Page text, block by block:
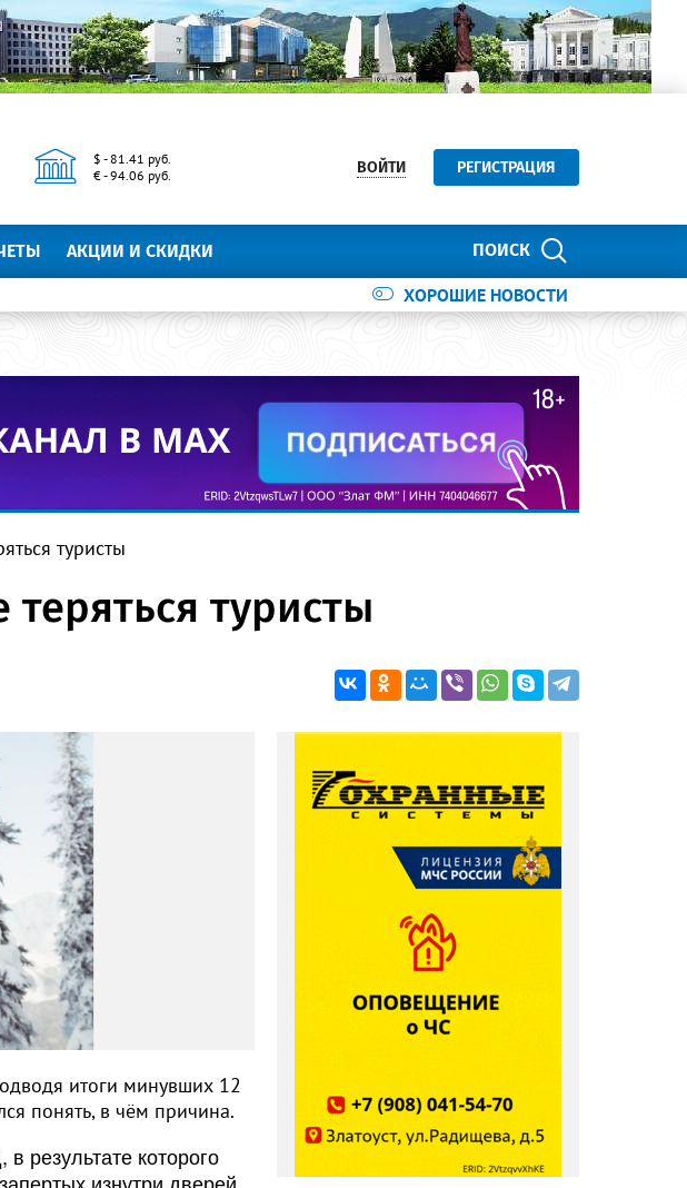
$ - 81.41 руб.
€ - 94.06 руб.
ВОЙТИ РЕГИСТРАЦИЯ
ПОИСК
АКЦИИ И СКИДКИ
ХОРОШИЕ НОВОСТИ
туристы
туристы
итоги минувших 12
понять, в чём причина.
результате которого